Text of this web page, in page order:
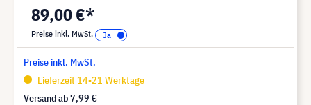
89,00 €*
Preise inkl. MwSt.
Preise inkl. MwSt.
Lieferzeit 14-21 Werktage
Versand ab7,99 €